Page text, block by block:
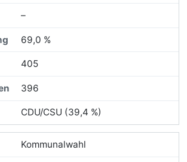
–
69,0 %
405
396
CDU/CSU (39,4 %)
Kommunalwahl